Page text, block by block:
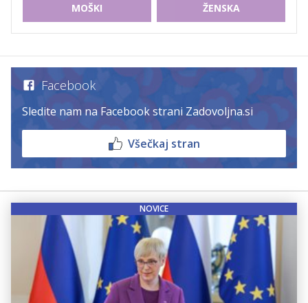
MOŠKI ŽENSKA
Facebook
Sledite nam na Facebook strani Zadovoljna.si
Všečkaj stran
NOVICE